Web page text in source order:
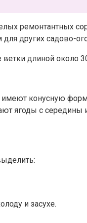
ремонтантных
других садово-
длиной около
конусную
ягоды с
и засухе.